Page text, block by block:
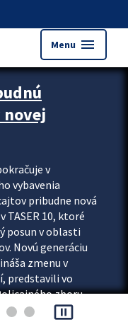
Menu menu
v
vybavenia
pribudne nová
10, ktoré
posun v oblasti
Novú generáciu
zmenu v
predstavili vo
zboru
pause_presentation